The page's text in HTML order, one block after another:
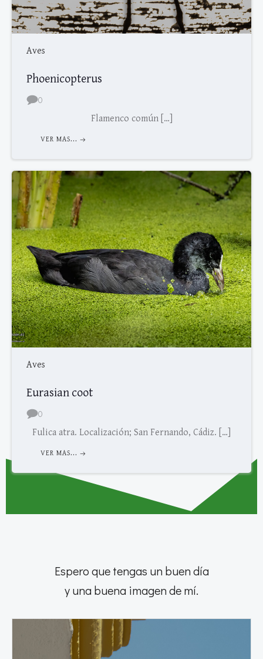
Aves
Phoenicopterus
0
Flamenco común […]
VER MAS...
Aves
Eurasian coot
0
Fulica atra. Localización; San Fernando, Cádiz. […]
VER MAS...
Espero que tengas un buen día
y una buena imagen de mí.